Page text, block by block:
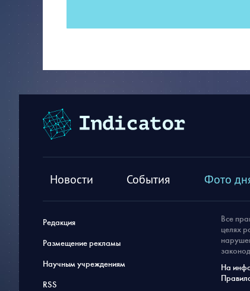
Новости События Фото
Редакция
Размещение рекламы
Научным учреждениям
RSS
Все
целях
На